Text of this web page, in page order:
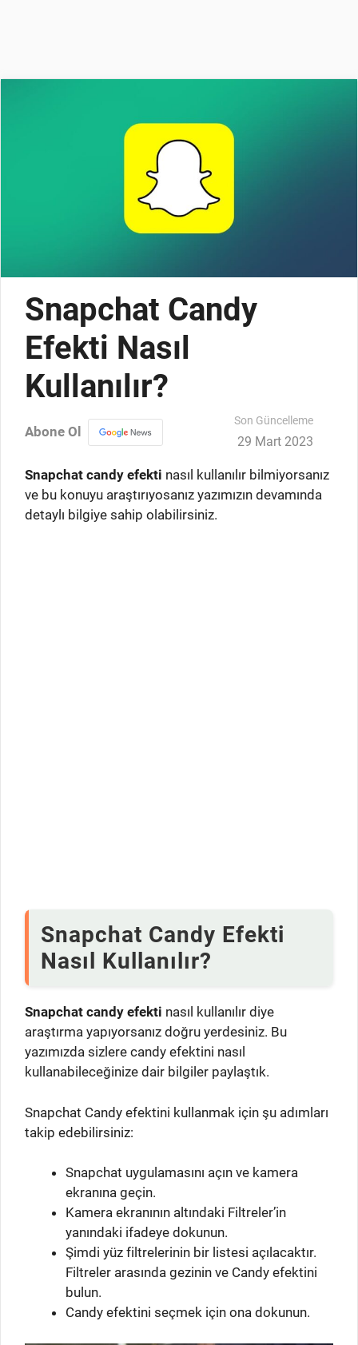
Snapchat Candy
Efekti Nasıl
Kullanılır?
Abone Ol
Son Güncelleme
29 Mart 2023
Snapchat candy efekti nasıl kullanılır bilmiyorsanız
ve bu konuyu araştırıyosanız yazımızın devamında
detaylı bilgiye sahip olabilirsiniz.
Snapchat Candy Efekti
Nasıl Kullanılır?
Snapchat candy efekti nasıl kullanılır diye
araştırma yapıyorsanız doğru yerdesiniz. Bu
yazımızda sizlere candy efektini nasıl
kullanabileceğinize dair bilgiler paylaştık.
Snapchat Candy efektini kullanmak için şu adımları
takip edebilirsiniz:
Snapchat uygulamasını açın ve kamera
ekranına geçin.
Kamera ekranının altındaki Filtreler’in
yanındaki ifadeye dokunun.
Şimdi yüz filtrelerinin bir listesi açılacaktır.
Filtreler arasında gezinin ve Candy efektini
bulun.
Candy efektini seçmek için ona dokunun.